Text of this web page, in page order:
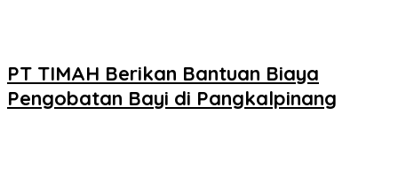
PT TIMAH Berikan Bantuan Biaya
Pengobatan Bayi di Pangkalpinang